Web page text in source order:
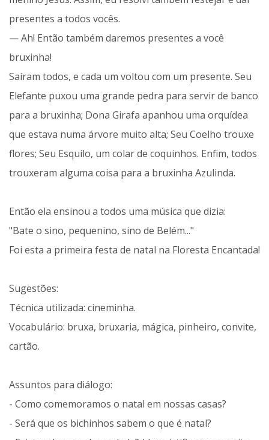
presentes a todos vocês.
— Ah! Então também daremos presentes a você
bruxinha!
Saíram todos, e cada um voltou com um presente. Seu
Elefante puxou uma grande pedra para servir de banco
para a bruxinha; Dona Girafa apanhou uma orquídea
que estava numa árvore muito alta; Seu Coelho trouxe
flores; Seu Esquilo, um colar de coquinhos. Enfim, todos
trouxeram alguma coisa para a bruxinha Azulinda.
Então ela ensinou a todos uma música que dizia:
"Bate o sino, pequenino, sino de Belém..."
Foi esta a primeira festa de natal na Floresta Encantada!
Sugestões:
Técnica utilizada: cineminha.
Vocabulário: bruxa, bruxaria, mágica, pinheiro, convite,
cartão.
Assuntos para diálogo:
- Como comemoramos o natal em nossas casas?
- Será que os bichinhos sabem o que é natal?